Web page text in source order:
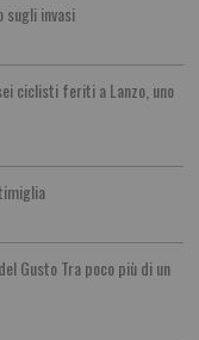
sugli invasi
ciclisti feriti a Lanzo, uno
Gusto Tra poco più di un